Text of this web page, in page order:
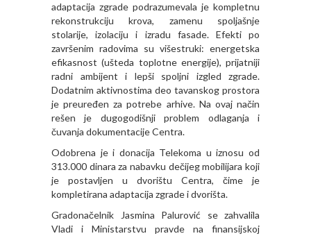
adaptacija zgrade podrazumevala je kompletnu
rekonstrukciju krova, zamenu spoljašnje
stolarije, izolaciju i izradu fasade. Efekti po
završenim radovima su višestruki: energetska
efikasnost (ušteda toplotne energije), prijatniji
radni ambijent i lepši spoljni izgled zgrade.
Dodatnim aktivnostima deo tavanskog prostora
je preuređen za potrebe arhive. Na ovaj način
rešen je dugogodišnji problem odlaganja i
čuvanja dokumentacije Centra.
Odobrena je i donacija Telekoma u iznosu od
313.000 dinara za nabavku dečijeg mobilijara koji
je postavljen u dvorištu Centra, čime je
kompletirana adaptacija zgrade i dvorišta.
Gradonačelnik Jasmina Palurović se zahvalila
Vladi i Ministarstvu pravde na finansijskoj